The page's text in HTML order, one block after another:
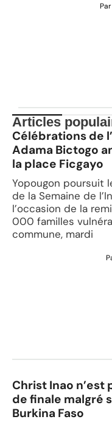
Par
Articles
Célébrations de
Adama Bictogo
la place Ficgayo
Yopougon poursuit
de la Semaine de
l’occasion de la
000 familles
commune, mardi
Christ Inao n’est
de finale malgré
Burkina Faso